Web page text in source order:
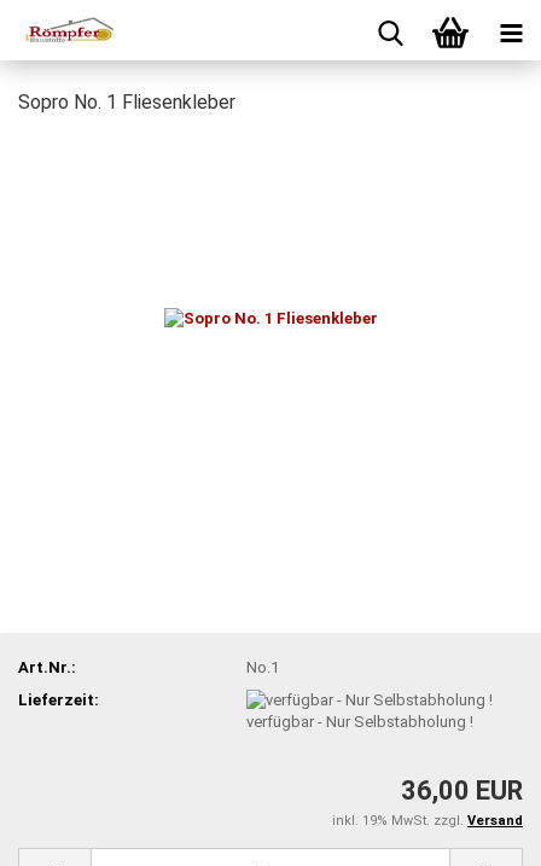
Sopro No. 1 Fliesenkleber
Art.Nr.:
No.1
Lieferzeit:
verfügbar - Nur Selbstabholung !
36,00 EUR
inkl. 19% MwSt. zzgl. Versand